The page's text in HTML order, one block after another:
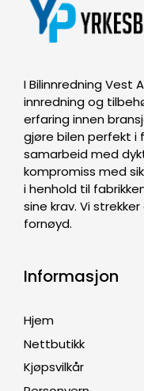
I Bilinnredning Vest
innredning og
erfaring innen
gjøre bilen perfekt i
samarbeid med
kompromiss med
i henhold til
sine krav. Vi
fornøyd.
Informasjon
Hjem
Nettbutikk
Kjøpsvilkår